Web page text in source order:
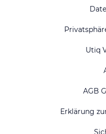
Utiq
AGB
Erklärung